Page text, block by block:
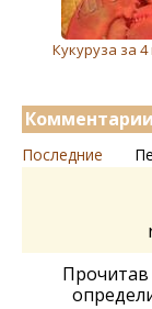
Кукуруза за
Последние